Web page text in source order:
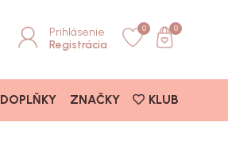
Prihlásenie
Registrácia
0 0
DOPLŇKY ZNAČKY KLUB